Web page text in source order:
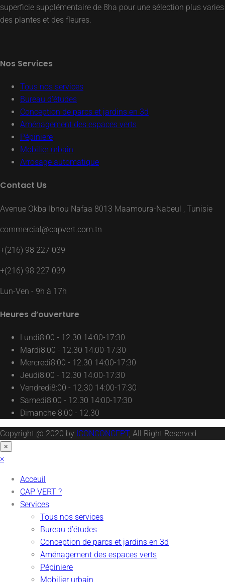
superficie supplémentaire de 8ha pour une sélection plus varies
des plantes et des fleures.
Nos Services
Tous nos services
Bureau d’études
Conception de parcs et jardins en 3d
Aménagement des espaces verts
Pépiniere
Mobilier urbain
Arrosage automatique
Contact Us
Avenue Okba Ibnou Nafaa 8013 Maamoura-Nabeul , Tunisie
commercial@capvert.com.tn
+(216) 98 227 039
+(216) 98 227 039
Lun-Ven - 9h à 17h
Heures d’ouverture
Lundi8:00 - 12.30 14:00-17:30
Mardi8:00 - 12.30 14:00-17:30
Mercredi8:00 - 12.30 14:00-17:30
Jeudi8:00 - 12.30 14:00-17:30
Vendredi8:00 - 12.30 14:00-17:30
Samedi8:00 - 12.30 14:00-17:30
Dimanche 8:00 - 12.30
Copyright @ 2020 by ICONCONCEPT, All Right Reserved
×
×
Acceuil
CAP VERT ?
Services
Tous nos services
Bureau d’études
Conception de parcs et jardins en 3d
Aménagement des espaces verts
Pépiniere
Mobilier urbain